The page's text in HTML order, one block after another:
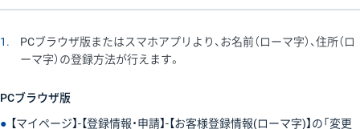
1
PCブラウザ版またはスマホアプリより、お名前（ローマ字）、住所（ロ
ーマ字）の登録方法が行えます。
PCブラウザ版
● 【マイページ】-【登録情報・申請】-【お客様登録情報(ローマ字)】の「変更